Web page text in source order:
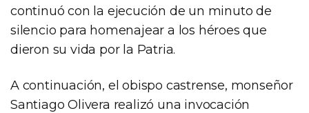
continuó con la ejecución de un minuto de
silencio para homenajear a los héroes que
dieron su vida por la Patria.
A continuación, el obispo castrense, monseñor
Santiago Olivera realizó una invocación